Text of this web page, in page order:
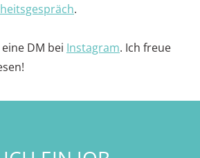
.
DM bei Instagram. Ich freue